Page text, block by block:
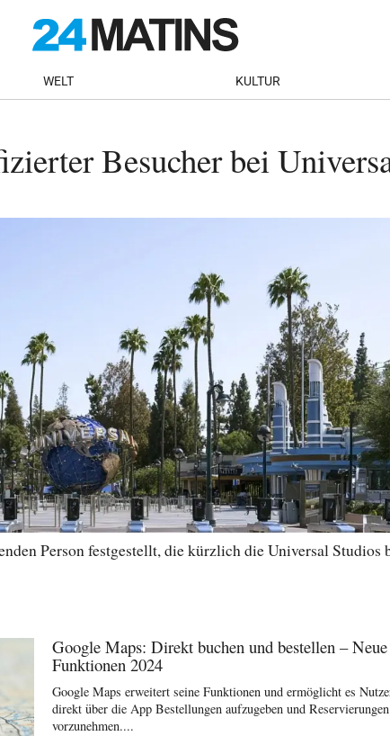
WELT KULTUR
Besucher bei
Person festgestellt, die kürzlich die Universal Studios
Google Maps: Direkt buchen und bestellen – Neue
Funktionen 2024
Google Maps erweitert seine Funktionen und ermöglicht es
direkt über die App Bestellungen aufzugeben und Reservierungen
vorzunehmen....